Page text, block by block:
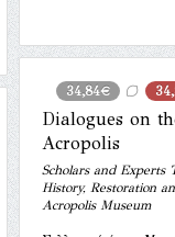
34,84€
Dialogues on
Acropolis
Scholars and Experts
History, Restoration
Acropolis Museum